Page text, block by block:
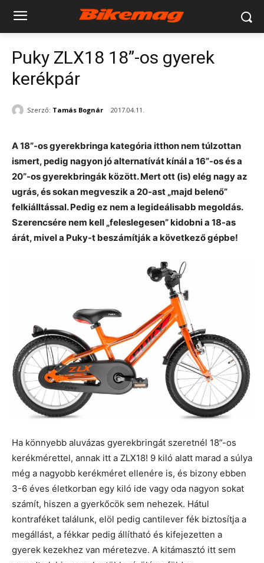
Puky ZLX18 18”-os gyerek
kerékpár
Szerző: Tamás Bognár 2017.04.11.
A 18”-os gyerekbringa kategória itthon nem túlzottan
ismert, pedig nagyon jó alternatívát kínál a 16”-os és a
20”-os gyerekbringák között. Mert ott (is) elég nagy az
ugrás, és sokan megveszik a 20-ast „majd belenő”
felkiálltással. Pedig ez nem a legideálisabb megoldás.
Szerencsére nem kell „feleslegesen” kidobni a 18-as
árát, mivel a Puky-t beszámítják a következő gépbe!
Ha könnyebb aluvázas gyerekbringát szeretnél 18”-os
kerékmérettel, annak itt a ZLX18! 9 kiló alatt marad a súlya
még a nagyobb kerékméret ellenére is, és bizony ebben
3-6 éves életkorban egy kiló ide vagy oda nagyon sokat
számít, hiszen a gyerkőcök sem nehezek. Hátul
kontraféket találunk, elöl pedig cantilever fék biztosítja a
megállást, a fékkar pedig állítható és kifejezetten a
gyerek kezekhez van méretezve. A kitámasztó itt sem